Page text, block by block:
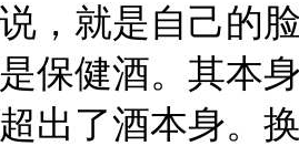
，就是自己的
保健酒。其本
出了酒本身。